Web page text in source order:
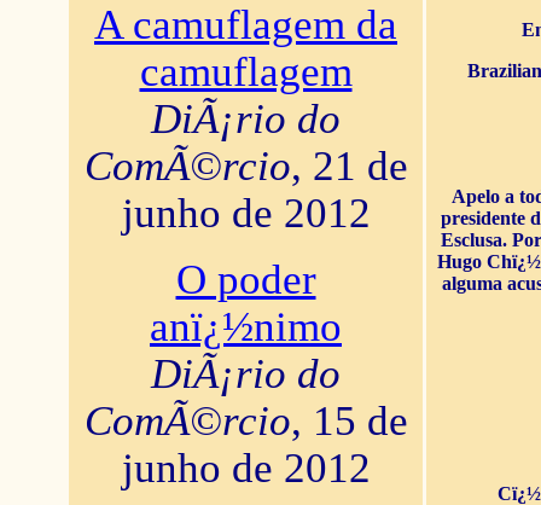
A camuflagem da
camuflagem
DiÃ¡rio do
ComÃ©rcio, 21 de
junho de 2012
O poder
anï¿½nimo
DiÃ¡rio do
ComÃ©rcio, 15 de
junho de 2012
Apelo a
presidente
Esclusa.
Hugo
alguma